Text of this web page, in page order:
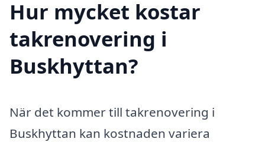
Hur mycket kostar
takrenovering i
Buskhyttan?
När det kommer till takrenovering i
Buskhyttan kan kostnaden variera